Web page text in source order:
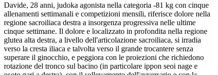
Davide, 28 anni, judoka agonista nella categoria -81 kg con cinque
allenamenti settimanali e competizioni mensili, riferisce dolore nella
regione sacroiliaca destra a insorgenza progressiva nelle ultime
cinque settimane. Il dolore e localizzato in profondita nella regione
glutea alta destra, a livello dell'articolazione sacroiliaca, si irradia
verso la cresta iliaca e talvolta verso il grande trocantere senza
superare il ginocchio, e peggiora con le proiezioni che richiedono
rotazione del tronco sul bacino (in particolare ippon seoi nage e